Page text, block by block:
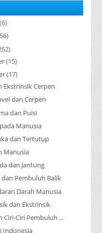
(6)
(15)
(17)
Cerpen
dan Cerpen
dan Puisi
Manusia
dan Tertutup
Manusia
dan Jantung
Pembuluh Balik
Darah Manusia
dan Ekstrinsik
Ciri-Ciri Pembuluh ...
Indonesia